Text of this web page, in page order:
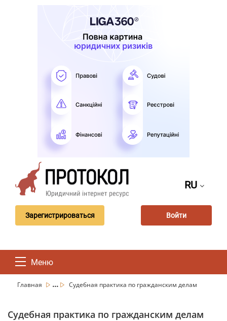
RU
Зарегистрироваться Войти
Меню
Главная ... Судебная практика по гражданским делам
Судебная практика по гражданским делам